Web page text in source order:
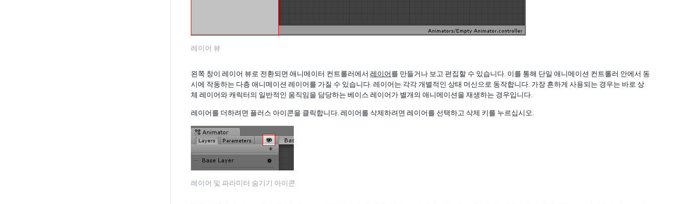
레이어 뷰
왼쪽 창이 레이어 뷰로 전환되면 애니메이터 컨트롤러에서 레이어를 만들거나 보고 편집할 수 있습니다. 이를 통해 단일 애니메이션 컨트롤러 안에서 동
시에 작동하는 다층 애니메이션 레이어를 가질 수 있습니다. 레이어는 각각 개별적인 상태 머신으로 동작합니다. 가장 흔하게 사용되는 경우는 바로 상
체 레이어와 캐릭터의 일반적인 움직임을 담당하는 베이스 레이어가 별개의 애니메이션을 재생하는 경우입니다.
레이어를 더하려면 플러스 아이콘을 클릭합니다. 레이어를 삭제하려면 레이어를 선택하고 삭제 키를 누르십시오.
레이어 및 파라미터 숨기기 아이콘